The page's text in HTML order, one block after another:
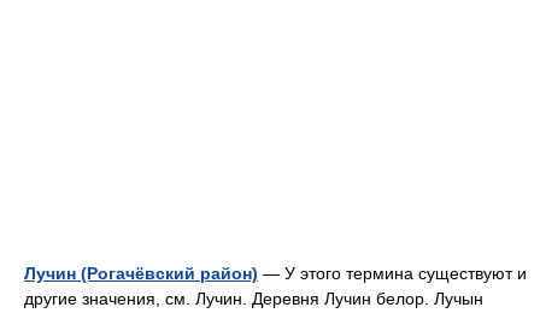
Лучин (Рогачёвский район) — У этого термина существуют и
другие значения, см. Лучин. Деревня Лучин белор. Лучын